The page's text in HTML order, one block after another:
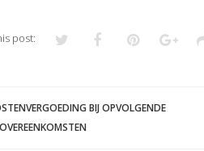
post:
BIJ OPVOLGENDE